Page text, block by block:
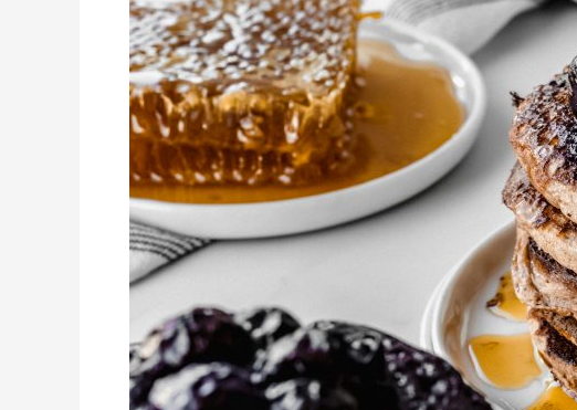
Saludables